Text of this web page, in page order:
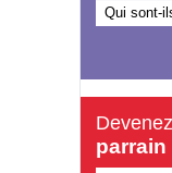
Qui sont-
Devenez
parrain